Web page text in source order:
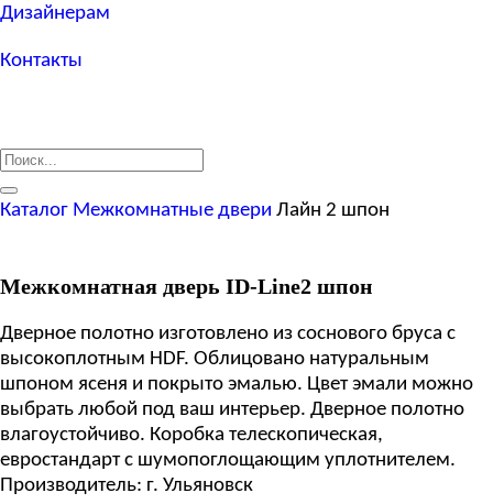
Дизайнерам
Контакты
Каталог Межкомнатные двери Лайн 2 шпон
Межкомнатная дверь ID-Line2 шпон
Дверное полотно изготовлено из соснового бруса с
высокоплотным HDF. Облицовано натуральным
шпоном ясеня и покрыто эмалью. Цвет эмали можно
выбрать любой под ваш интерьер. Дверное полотно
влагоустойчиво. Коробка телескопическая,
евростандарт с шумопоглощающим уплотнителем.
Производитель: г. Ульяновск